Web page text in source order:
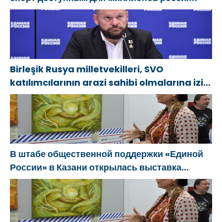
Birleşik Rusya milletvekilleri, SVO
katılımcılarının arazi sahibi olmalarına izin
verecek yasal düzenlemeler üzerinde
çalışacaklar
В штабе общественной поддержки «Единой
России» в Казани открылась выставка
философской живописи